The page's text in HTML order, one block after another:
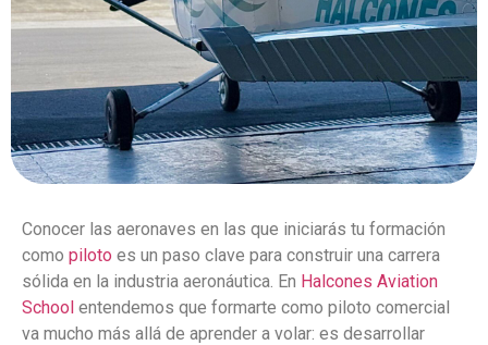
Conocer las aeronaves en las que iniciarás tu formación
como piloto es un paso clave para construir una carrera
sólida en la industria aeronáutica. En Halcones Aviation
School entendemos que formarte como piloto comercial
va mucho más allá de aprender a volar: es desarrollar